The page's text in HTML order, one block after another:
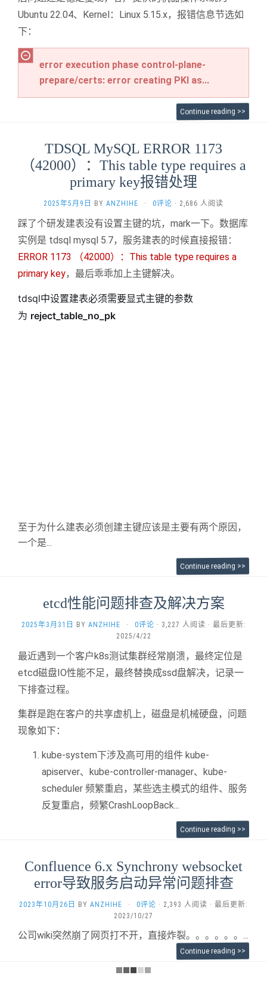
Ubuntu 22.04、Kernel：Linux 5.15.x， 报错信息节选如
下：
error execution phase control-plane-
prepare/certs: error creating PKI as...
Continue reading >>
TDSQL MySQL ERROR 1173
（42000）：This table type requires a
primary key报错处理
2025年5月9日 BY ANZHIHE · 0评论 · 2,686 人阅读
踩了个研发建表没有设置主键的坑，mark一下。数据库
实例是 tdsql mysql 5.7，服务建表的时候直接报错：
ERROR 1173 （42000）：This table type requires a
primary key，最后乖乖加上主键解决。
tdsql中设置建表必须需要显式主键的参数
为 reject_table_no_pk
至于为什么建表必须创建主键应该是主要有两个原因，
一个是...
Continue reading >>
etcd性能问题排查及解决方案
2025年3月31日 BY ANZHIHE · 0评论 · 3,227 人阅读 · 最后更新:
2025/4/22
最近遇到一个客户k8s测试集群经常崩溃，最终定位是
etcd磁盘IO性能不足，最终替换成ssd盘解决，记录一
下排查过程。
集群是跑在客户的共享虚机上，磁盘是机械硬盘，问题
现象如下：
kube-system下涉及高可用的组件 kube-
apiserver、kube-controller-manager、kube-
scheduler 频繁重启，某些选主模式的组件、服务
反复重启，频繁CrashLoopBack...
Continue reading >>
Confluence 6.x Synchrony websocket
error导致服务启动异常问题排查
2023年10月26日 BY ANZHIHE · 0评论 · 2,393 人阅读 · 最后更新:
2023/10/27
公司wiki突然崩了网页打不开，直接炸裂。。。。。。...
Continue reading >>